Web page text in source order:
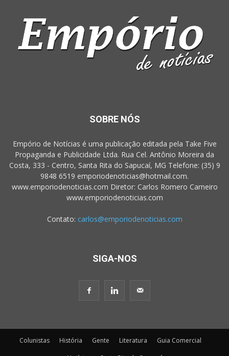
SOBRE NÓS
Empório de Notícias é uma publicação editada pela Take Five
Propaganda e Publicidade Ltda. Rua Cel. Antônio Moreira da
Costa, 333 - Centro, Santa Rita do Sapucaí, MG Telefone: (35) 9
9848 6519 emporiodenoticias@hotmail.com.
www.emporiodenoticias.com Diretor: Carlos Romero Carneiro
www.emporiodenoticias.com
Contato: carlos@emporiodenoticias.com
SIGA-NOS
Colunistas História Gente Literatura
Guia Comercial